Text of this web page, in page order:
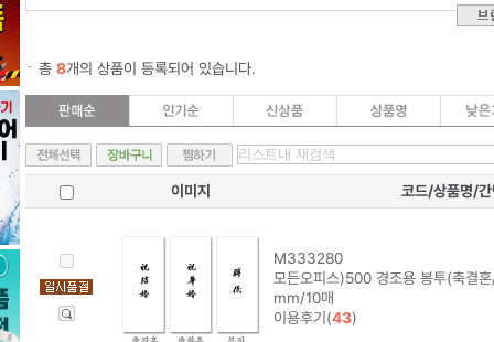
총 8개의 상품이 등록되어 있습니다.
이미지 코드/상품명/간
M333280
모든오피스)500 경조용 봉투(축결
mm/10매
이용후기(43)